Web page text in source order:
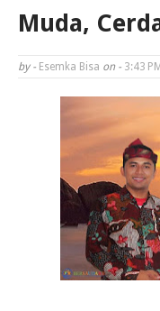
Muda,
by - Esemka Bisa on - 3:43 PM